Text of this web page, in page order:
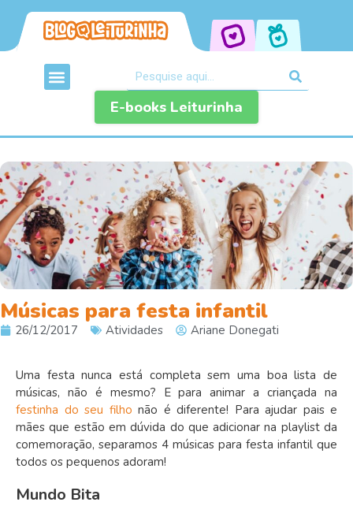
E-books Leiturinha
Músicas para festa infantil
26/12/2017 Atividades Ariane Donegati
Uma festa nunca está completa sem uma boa lista de
músicas, não é mesmo? E para animar a criançada na
festinha do seu filho não é diferente! Para ajudar pais e
mães que estão em dúvida do que adicionar na playlist da
comemoração, separamos 4 músicas para festa infantil que
todos os pequenos adoram!
Mundo Bita